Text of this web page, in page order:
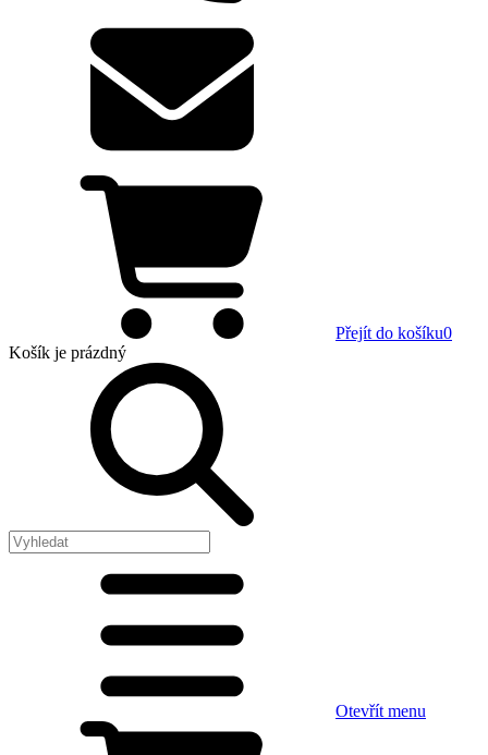
Přejít do košíku0
Košík je prázdný
Otevřít menu